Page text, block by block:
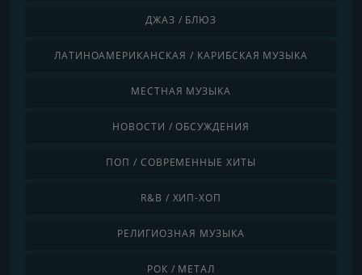
ДЖАЗ / БЛЮЗ
ЛАТИНОАМЕРИКАНСКАЯ / КАРИБСКАЯ МУЗЫКА
МЕСТНАЯ МУЗЫКА
НОВОСТИ / ОБСУЖДЕНИЯ
ПОП / СОВРЕМЕННЫЕ ХИТЫ
R&B / ХИП-ХОП
РЕЛИГИОЗНАЯ МУЗЫКА
РОК / МЕТАЛ